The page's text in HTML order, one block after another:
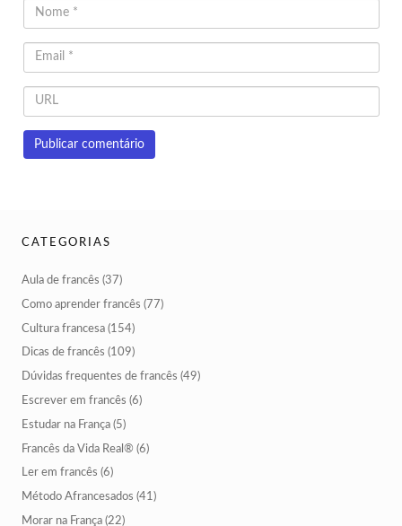
CATEGORIAS
Aula de francês (37)
Como aprender francês (77)
Cultura francesa (154)
Dicas de francês (109)
Dúvidas frequentes de francês (49)
Escrever em francês (6)
Estudar na França (5)
Francês da Vida Real® (6)
Ler em francês (6)
Método Afrancesados (41)
Morar na França (22)